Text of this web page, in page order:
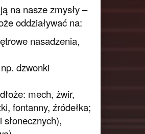
na nasze zmysły –
oddziaływać na:
nasadzenia,
dzwonki
mech, żwir,
fontanny, źródełka;